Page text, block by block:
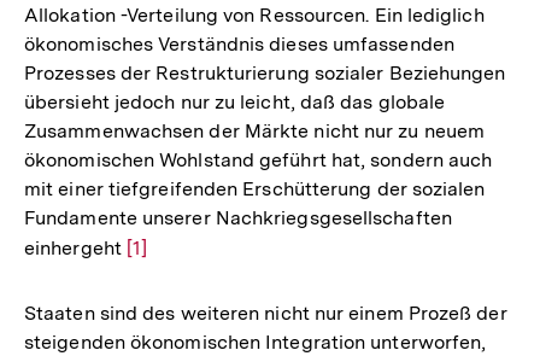
Allokation -Verteilung von Ressourcen. Ein lediglich
ökonomisches Verständnis dieses umfassenden
Prozesses der Restrukturierung sozialer Beziehungen
übersieht jedoch nur zu leicht, daß das globale
Zusammenwachsen der Märkte nicht nur zu neuem
ökonomischen Wohlstand geführt hat, sondern auch
mit einer tiefgreifenden Erschütterung der sozialen
Fundamente unserer Nachkriegsgesellschaften
einhergeht Zur
der
Fußnote
[1]
Staaten sind des weiteren nicht nur einem Prozeß der
steigenden ökonomischen Integration unterworfen,